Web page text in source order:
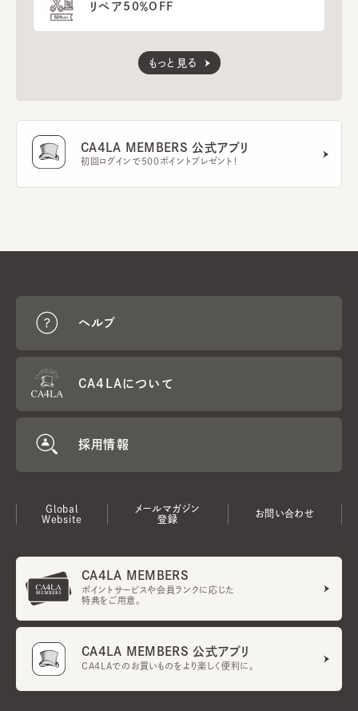
リペア50％OFF
もっと見る
CA4LA MEMBERS 公式アプリ
初回ログインで500ポイントプレゼント！
ヘルプ
CA4LAについて
採用情報
Global
Website
メールマガジン
登録
お問い合わせ
CA4LA MEMBERS
ポイントサービスや会員ランクに応じた
特典をご用意。
CA4LA MEMBERS 公式アプリ
CA4LAでのお買いものをより楽しく便利に。